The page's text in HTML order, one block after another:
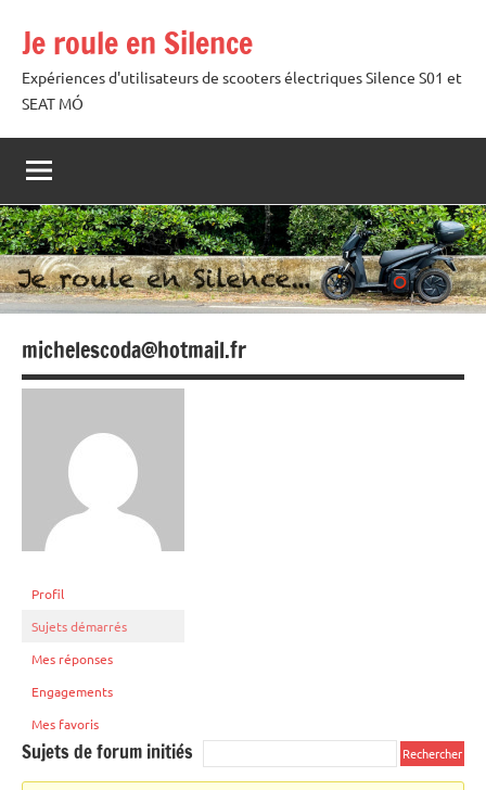
contenu
Je roule en Silence
Expériences d'utilisateurs de scooters électriques Silence S01 et
SEAT MÓ
michelescoda@hotmail.fr
Profil
Sujets démarrés
Mes réponses
Engagements
Mes favoris
Sujets de forum initiés